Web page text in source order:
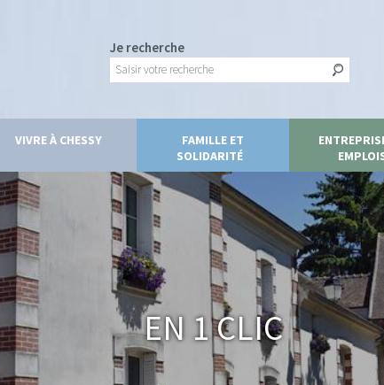
Je recherche
VIVRE À CHESSY
FAMILLE ET
SOLIDARITÉ
En 1 clic